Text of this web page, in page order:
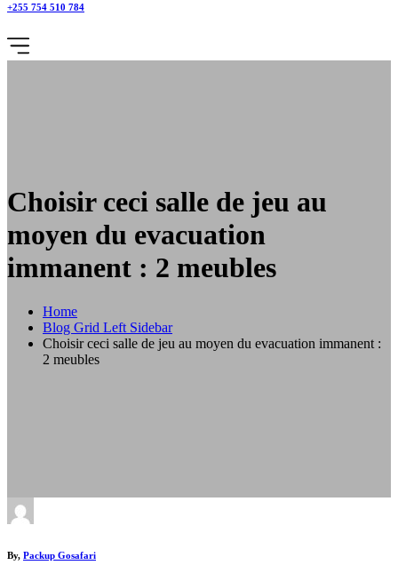
+255 754 510 784
Choisir ceci salle de jeu au
moyen du evacuation
immanent : 2 meubles
Home
Blog Grid Left Sidebar
Choisir ceci salle de jeu au moyen du evacuation immanent :
2 meubles
By, Packup Gosafari